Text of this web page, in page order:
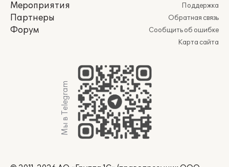
Мероприятия
Партнеры
Форум
Поддержка
Обратная связь
Сообщить об ошибке
Карта сайта
Мы в Telegram